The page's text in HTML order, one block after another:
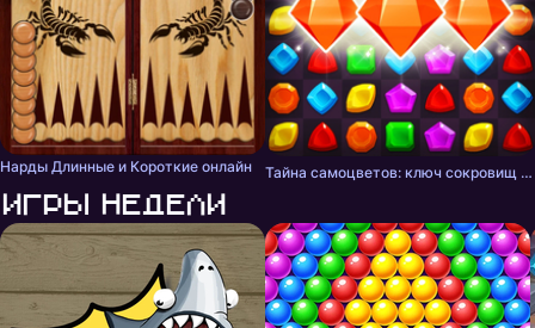
Нарды Длинные и Короткие онлайн Тайна самоцветов: ключ сокровищ - три в ряд
Игры недели